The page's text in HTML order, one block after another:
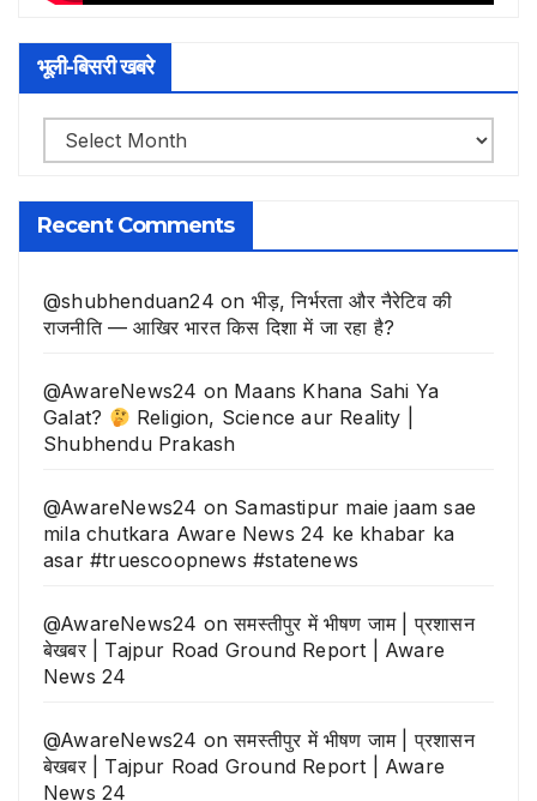
भूली-बिसरी खबरे
भूली-
बिसरी
खबरे
Recent Comments
@shubhenduan24 on भीड़, निर्भरता और नैरेटिव की
राजनीति — आखिर भारत किस दिशा में जा रहा है?
@AwareNews24 on Maans Khana Sahi Ya
Galat?
Religion, Science aur Reality |
Shubhendu Prakash
@AwareNews24 on Samastipur maie jaam sae
mila chutkara Aware News 24 ke khabar ka
asar #truescoopnews #statenews
@AwareNews24 onसमस्तीपुर में भीषण जाम | प्रशासन
बेखबर | Tajpur Road Ground Report | Aware
News 24
@AwareNews24 onसमस्तीपुर में भीषण जाम | प्रशासन
बेखबर | Tajpur Road Ground Report | Aware
News 24